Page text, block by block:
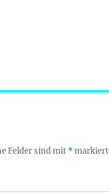
Felder sind mit *markiert